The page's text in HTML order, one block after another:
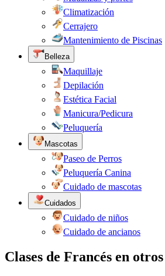
Climatización
Cerrajero
Mantenimiento de Piscinas
Belleza
Maquillaje
Depilación
Estética Facial
Manicura/Pedicura
Peluquería
Mascotas
Paseo de Perros
Peluquería Canina
Cuidado de mascotas
Cuidados
Cuidado de niños
Cuidado de ancianos
Clases de Francés en